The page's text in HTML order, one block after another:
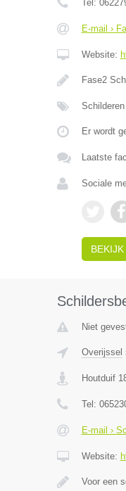
Tel:
E-mail ›
Website:
Fase2
Er wordt
Laatste
Sociale
Niet
Overijssel
Houtduif
Tel:
E-mail ›
Website:
Voor een